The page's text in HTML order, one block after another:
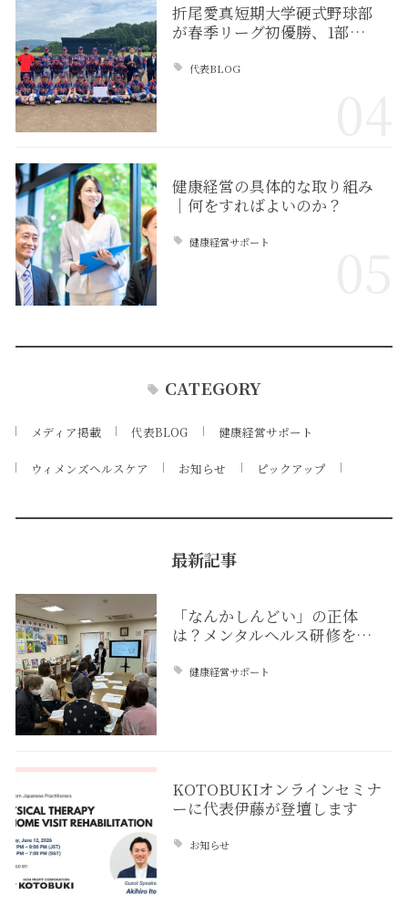
折尾愛真短期大学硬式野球部
が春季リーグ初優勝、1部…
代表BLOG
健康経営の具体的な取り組み
｜何をすればよいのか？
健康経営サポート
CATEGORY
メディア掲載 代表BLOG 健康経営サポート
ウィメンズヘルスケア お知らせ ピックアップ
最新記事
「なんかしんどい」の正体
は？メンタルヘルス研修を…
健康経営サポート
KOTOBUKIオンラインセミナ
ーに代表伊藤が登壇します
お知らせ